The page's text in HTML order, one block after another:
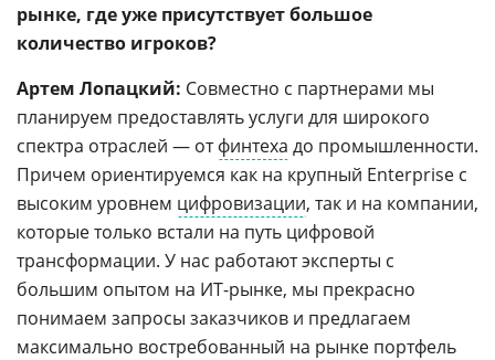
рынке, где уже присутствует большое
количество игроков?
Артем Лопацкий: Совместно с партнерами мы
планируем предоставлять услуги для широкого
спектра отраслей — отфинтеха до промышленности.
Причем ориентируемся как на крупный Enterprise с
высоким уровнем цифровизации, так и на компании,
которые только встали на путь цифровой
трансформации. У нас работают эксперты с
большим опытом на ИТ-рынке, мы прекрасно
понимаем запросы заказчиков и предлагаем
максимально востребованный на рынке портфель